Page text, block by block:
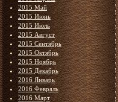
2015 Май
2015 Июнь
2015 Июль
2015 Август
2015 Сентябрь
2015 Октябрь
2015 Ноябрь
2015 Декабрь
2016 Январь
2016 Февраль
2016 Март